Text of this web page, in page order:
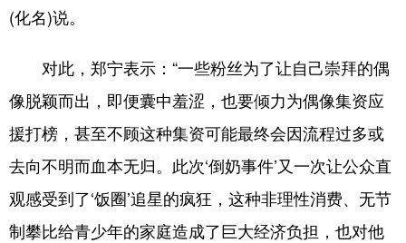
(化名)说。
对此，郑宁表示：“一些粉丝为了让自己崇拜的偶
像脱颖而出，即便囊中羞涩，也要倾力为偶像集资应
援打榜，甚至不顾这种集资可能最终会因流程过多或
去向不明而血本无归。此次‘倒奶事件’又一次让公众直
观感受到了‘饭圈’追星的疯狂，这种非理性消费、无节
制攀比给青少年的家庭造成了巨大经济负担，也对他